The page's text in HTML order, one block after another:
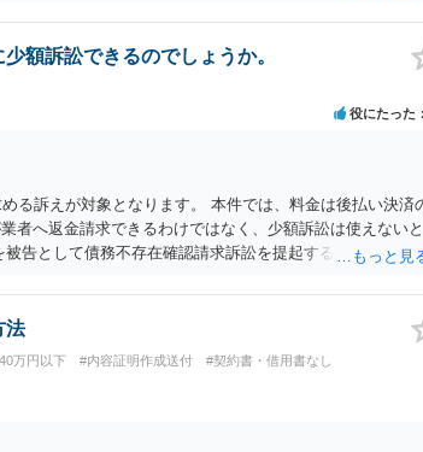
」という結果の実現に重大な障害が発生しており、当然に
り、むしろ返金すべきとするのが当事者の合理的意思に合
ることは避けたいという心理が働くことも無理からぬと
ーナ席であれば隣り合わせにならずに済むかもしれません
であったりすれば、判断は変わってくるかもしれません。
特定興行入場券に該当し、券面上使用者が指定されている
場合もあるでしょう。 このように、本件の紛争は、法的
追求した解決が必要になると思われます。なかなか難しい
もしれません。
額訴訟できるのでしょうか。
役にたった
る訴えが対象となります。 本件では、料金は後払い決済
者へ返金請求できるわけではなく、少額訴訟は使えないと
告として債務不存在確認請求訴訟を提起することも考え
合には全面的に争う、というやり方がベターではないかと
者問題に強い弁護士（消費者保護委員会に所属しているな
法
万円以下 #内容証明作成送付
#契約書・借用書なし